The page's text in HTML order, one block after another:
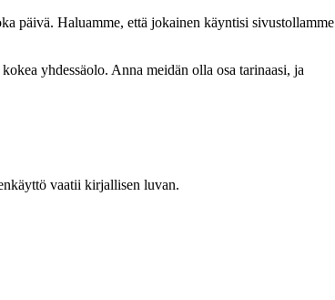
päivä. Haluamme, että jokainen käyntisi sivustollamme
yhdessäolo. Anna meidän olla osa tarinaasi, ja
vaatii kirjallisen luvan.